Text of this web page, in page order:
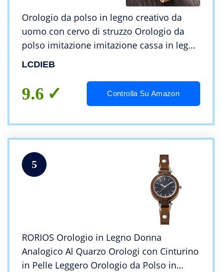
Orologio da polso in legno creativo da
uomo con cervo di struzzo Orologio da
polso imitazione imitazione cassa in legno
Coppia cinturino in pelle morbida al
B
LCDIEB
9.6 Controlla Su Amazon
5
RORIOS Orologio in Legno Donna
Analogico Al Quarzo Orologi con Cinturino
in Pelle Leggero Orologio da Polso in